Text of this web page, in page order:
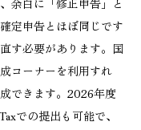
余白に「修正申告」と
定申告とほぼ同じです
す必要があります。国
コーナーを利用すれ
できます。2026年度
での提出も可能で、